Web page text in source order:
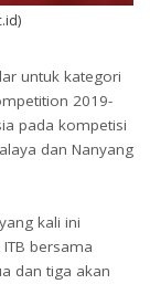
untuk kategori
2019-
pada kompetisi
dan Nanyang
kali ini
bersama
dan tiga akan